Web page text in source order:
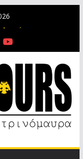
δύο
πάμε σε Super
Νέα
20.000 κόσμος στο